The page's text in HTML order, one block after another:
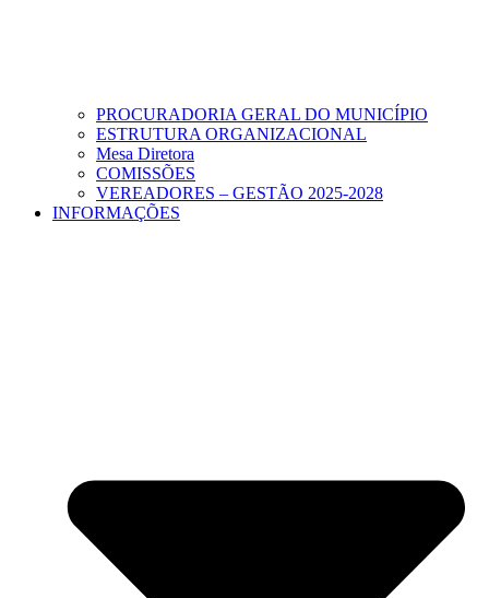
PROCURADORIA GERAL DO MUNICÍPIO
ESTRUTURA ORGANIZACIONAL
Mesa Diretora
COMISSÕES
VEREADORES – GESTÃO 2025-2028
INFORMAÇÕES